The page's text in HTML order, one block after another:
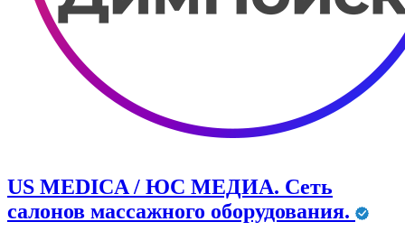
US MEDICA / ЮС МЕДИА. Сеть
салонов массажного оборудования.